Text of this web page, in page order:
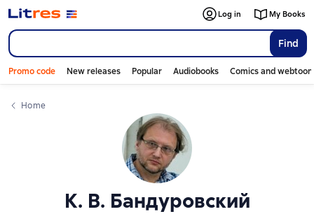
Find
Log in My Books
Promo code New releases Popular Audiobooks Comics and
Home
К. В. Бандуровский
Слайдер с книгами
Слайдер с книгами